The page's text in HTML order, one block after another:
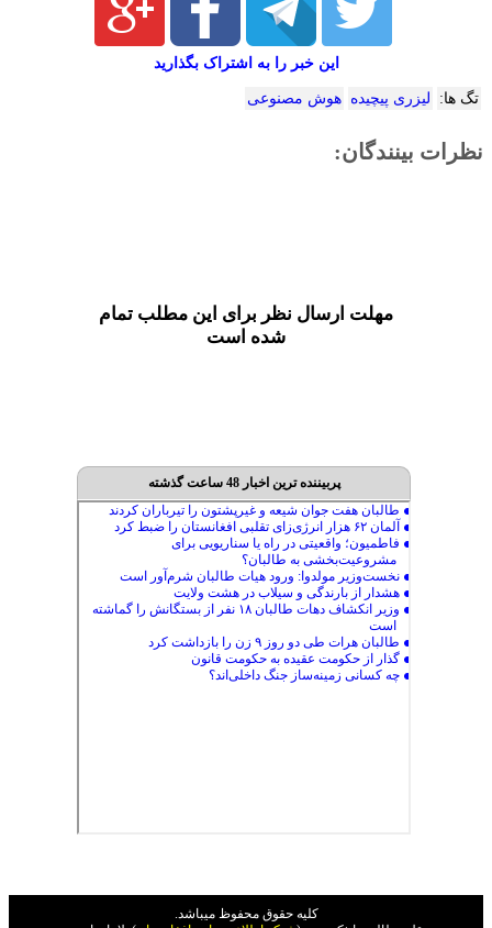
این خبر را به اشتراک بگذارید
تگ ها: لیزری پیچیده هوش مصنوعی
نظرات بینندگان:
مهلت ارسال نظر برای این مطلب تمام
شده است
پربیننده ترین اخبار 48 ساعت گذشته
کليه حقوق محفوظ ميباشد.